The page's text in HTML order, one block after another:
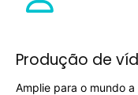
Produção de
Amplie para o mundo